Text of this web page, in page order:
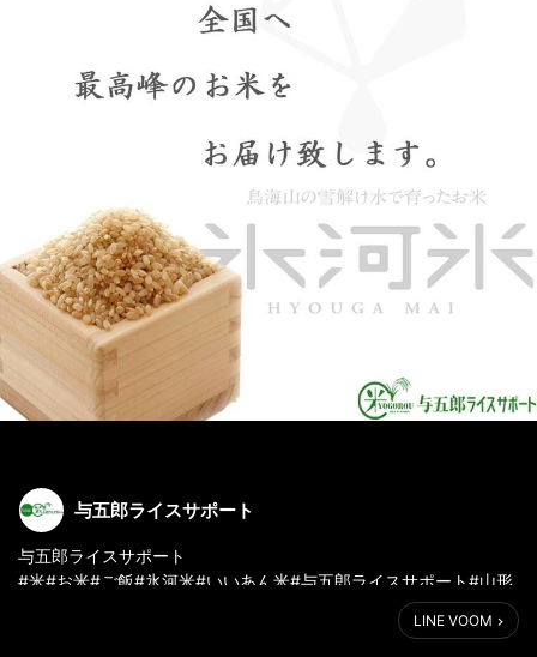
与五郎ライスサポート
与五郎ライスサポート
#米#お米#ご飯#氷河米#いいあん米#与五郎ライスサポート#山形
LINE VOOM